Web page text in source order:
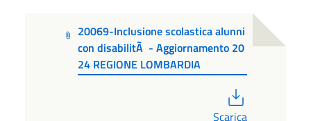
20069-Inclusione scolastica alunni
con disabilitÃ - Aggiornamento 20
24 REGIONE LOMBARDIA
Scarica